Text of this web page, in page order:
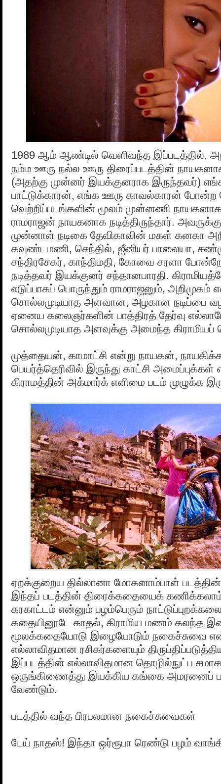
1989 ஆம் ஆண்டில் வெளிவந்த இப்படத்தில்,
நம்ம ஊரு நல்ல ஊரு திரைப்படத்தின்
(அதற்கு முன்னர் இயக்குனராக இருந்தவர்)
பாட்டுக்காரன், எங்க ஊரு காவல்காரன் போன்ற
வெற்றிப்படங்களின் மூலம் முன்னணி
ராமராஜன் நாயகனாக நடித்திருந்தார்.
முன்னாள் நடிகை தேவிகாவின் மகள் கனகா
கவுண்டமணி, செந்தில், ஜீனியர் பாலையா,
சந்திரசேகர், காந்திமதி, கோவை சரளா
நடித்தவர் இயக்குனர் சந்தானபாரதி.
எடுப்பாகப் பொருந்தும் ராமராஜனும், அறிமுகம்
சொல்லமுடியாத அளவான, அழகான நடிப்பை
ஏனைய கலைஞர்களின் பாத்திரத் தேர்வு
சொல்லமுடியாத அளவுக்கு அமைந்த
முத்தையன், காமாட்சி என்று நாயகன்,
பெயர்த்தெரிவில் இருந்து காட்சி அமைப்புக்கள்
கிராமத்தின் அக்மார்க் எளிமை படம் முழுக்க
ஏறக்குறைய தில்லானா மோகனாம்பாள்
இந்தப் படத்தின் திரைக்கதையைக்
கரகாட்டம் என்னும் பழம்பெரும்
கதையினூடே காதல், கிராமிய மணம் கலந்த
மூலக்கதையோடு இழையோடும் நகைச்சுவை
எல்லாவிதமான ரசிகர்களையும்
இப்படத்தின் எல்லாவிதமான தொழில்நுட்ப
ஒருங்கிணைத்து இயக்கிய கங்கை அமரனைப்
வேண்டும்.
படத்தில் வந்த பிரபலமான நகைச்சுவைகள்
டேய் நாதஸ்! இந்தா ஒர்ரூபா ரெண்டு பழம்